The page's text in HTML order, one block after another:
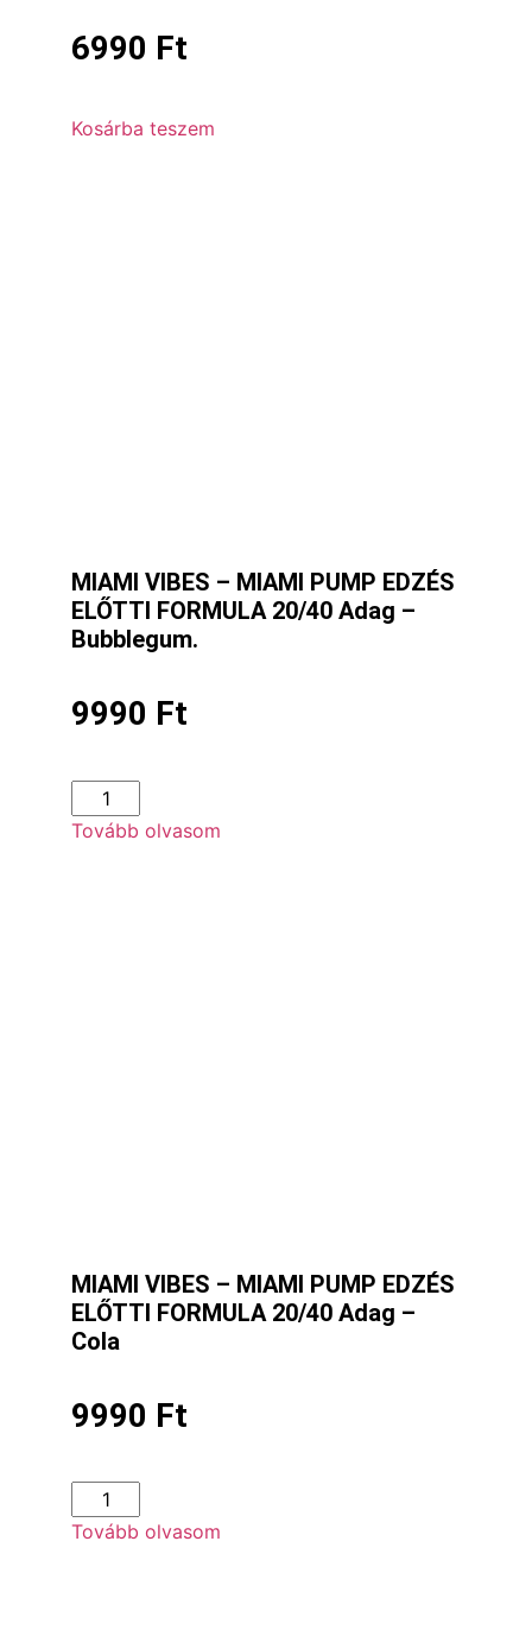
6990 Ft
Kosárba teszem
MIAMI VIBES – MIAMI PUMP EDZÉS
ELŐTTI FORMULA 20/40 Adag –
Bubblegum.
9990 Ft
Tovább olvasom
MIAMI VIBES – MIAMI PUMP EDZÉS
ELŐTTI FORMULA 20/40 Adag –
Cola
9990 Ft
Tovább olvasom